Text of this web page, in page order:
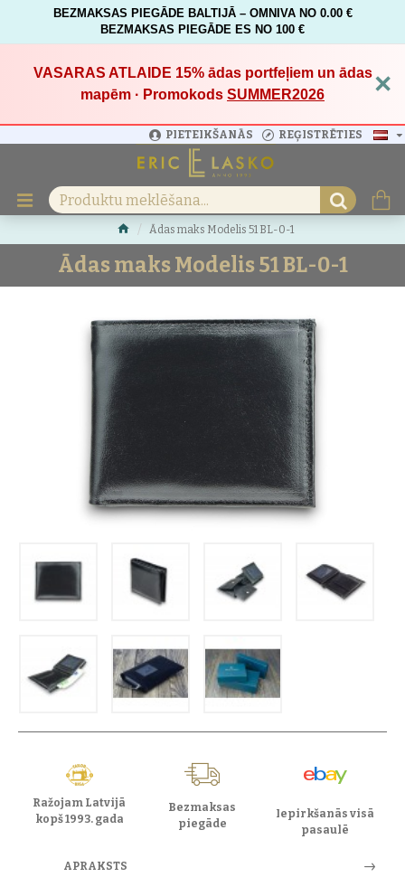
BEZMAKSAS PIEGĀDE BALTIJĀ – OMNIVA NO 0.00 €
BEZMAKSAS PIEGĀDE ES NO 100 €
VASARAS ATLAIDE 15%ādas portfeļiem un ādas
mapēm · Promokods SUMMER2026 ×
PIETEIKŠANĀS REĢISTRĒTIES
Ādas maks Modelis 51 BL-0-1
Ādas maks Modelis 51 BL-0-1
Ražojam Latvijā
kopš 1993. gada
Bezmaksas
piegāde
Iepirkšanās visā
pasaulē
APRAKSTS